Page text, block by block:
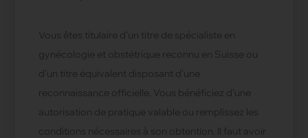
Vous êtes titulaire d’un titre de spécialiste en
gynécologie et obstétrique reconnu en Suisse ou
d’un titre équivalent disposant d’une
reconnaissance officielle. Vous bénéficiez d’une
autorisation de pratique valable ou remplissez les
conditions nécessaires à son obtention. Il faut avoir